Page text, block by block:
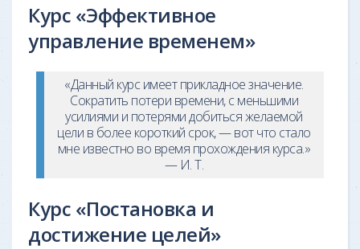
Курс «Эффективное
управление временем»
«Данный курс имеет прикладное значение.
Сократить потери времени, с меньшими
усилиями и потерями добиться желаемой
цели в более короткий срок, — вот что стало
мне известно во время прохождения курса.»
— И. Т.
Курс «Постановка и
достижение целей»